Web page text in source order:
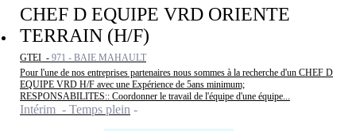
CHEF D EQUIPE VRD ORIENTE
TERRAIN (H/F)
GTEI - 971 - BAIE MAHAULT
Pour l'une de nos entreprises partenaires nous sommes à la recherche d'un CHEF D
EQUIPE VRD H/F avec une Expérience de 5ans minimum;
RESPONSABILITES:: Coordonner le travail de l'équipe d'une équipe...
Intérim - Temps plein